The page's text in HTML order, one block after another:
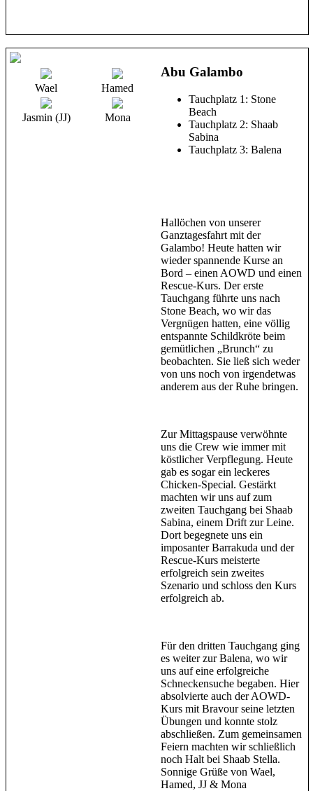
Wael Hamed
Jasmin (JJ) Mona
Abu Galambo
Tauchplatz 1: Stone
Beach
Tauchplatz 2: Shaab
Sabina
Tauchplatz 3: Balena
Hallöchen von unserer
Ganztagesfahrt mit der
Galambo! Heute hatten wir
wieder spannende Kurse an
Bord – einen AOWD und einen
Rescue-Kurs. Der erste
Tauchgang führte uns nach
Stone Beach, wo wir das
Vergnügen hatten, eine völlig
entspannte Schildkröte beim
gemütlichen „Brunch“ zu
beobachten. Sie ließ sich weder
von uns noch von irgendetwas
anderem aus der Ruhe bringen.
Zur Mittagspause verwöhnte
uns die Crew wie immer mit
köstlicher Verpflegung. Heute
gab es sogar ein leckeres
Chicken-Special. Gestärkt
machten wir uns auf zum
zweiten Tauchgang bei Shaab
Sabina, einem Drift zur Leine.
Dort begegnete uns ein
imposanter Barrakuda und der
Rescue-Kurs meisterte
erfolgreich sein zweites
Szenario und schloss den Kurs
erfolgreich ab.
Für den dritten Tauchgang ging
es weiter zur Balena, wo wir
uns auf eine erfolgreiche
Schneckensuche begaben. Hier
absolvierte auch der AOWD-
Kurs mit Bravour seine letzten
Übungen und konnte stolz
abschließen. Zum gemeinsamen
Feiern machten wir schließlich
noch Halt bei Shaab Stella.
Sonnige Grüße von Wael,
Hamed, JJ & Mona